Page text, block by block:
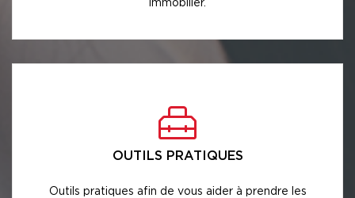
immobilier.
OUTILS PRATIQUES
Outils pratiques afin de vous aider à prendre les